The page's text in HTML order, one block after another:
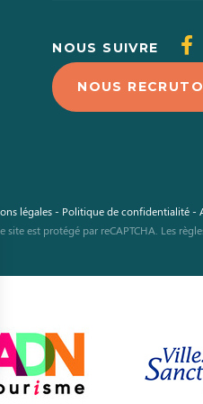
Options
NOUS SUIVRE
NOUS
légales- Politique de confidentialité-
site est protégé par reCAPTCHA. Les